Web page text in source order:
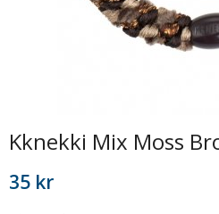
Kknekki Mix Moss
35 kr